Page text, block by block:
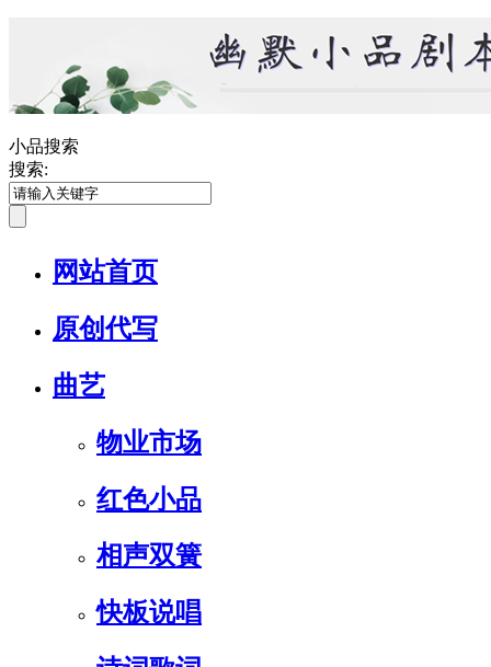
小品搜索
搜索:
网站首页
原创代写
曲艺
物业市场
红色小品
相声双簧
快板说唱